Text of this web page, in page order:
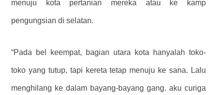
menuju kota pertanian mereka atau ke kamp
pengungsian di selatan.
“Pada bel keempat, bagian utara kota hanyalah toko-
toko yang tutup, tapi kereta tetap menuju ke sana. Lalu
menghilang ke dalam bayang-bayang gang. aku curiga